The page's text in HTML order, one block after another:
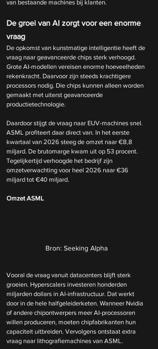
van bestaande machines bij klanten.
De groei van AI zorgt voor een enorme
vraag
De opkomst van kunstmatige intelligentie heeft de
vraag naar geavanceerde chips sterk verhoogd.
Grote AI-modellen vereisen enorme hoeveelheden
rekenkracht. Daarvoor zijn steeds krachtigere
processors nodig. Die chips kunnen alleen worden
gemaakt met uiterst geavanceerde
productietechnologie.
Daardoor stijgt de vraag naar EUV-machines snel.
ASML profiteert daar direct van. In het eerste
kwartaal van 2026 steeg de omzet naar €8,8
miljard. De brutomarge kwam uit op 53 procent.
Tegelijkertijd verhoogde het bedrijf zijn
omzetverwachting voor heel 2026 naar €36
miljard tot €40 miljard.
Omzet ASML
Bron: Seeking Alpha
Vooral de vraag vanuit datacenters blijft sterk
groeien. Hyperscalers investeren honderden
miljarden dollars in AI-infrastructuur. Dat werkt
door in de hele halfgeleiderketen. Wanneer Nvidia
of andere chipontwerpers meer AI-processoren
willen produceren, moeten chipfabrikanten hun
capaciteit uitbreiden. Vervolgens ontstaat extra
vraag naar lithografiemachines van ASML.